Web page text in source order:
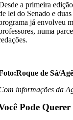
a primeira
lei do Senado e
já envolveu
numa
de Sá/
informações da
Pode